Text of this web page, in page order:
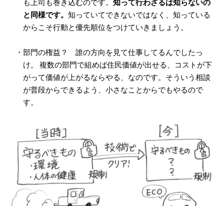
も上司も巻き込むのです。 知って行わざるは知らないの
と同様です。 知っていてできないではなく、知っている
からこそ行動と優先順位をつけていきましょう。
・部門の権益？ 誰の方向を見て仕事してるんでしたっ
け。 複数の部門で組めば住民価値が出せる、コストが下
がって価値が上がるならやる、なのです。そういう相談
が普段からできるよう、小さなことからでもやるので
す。